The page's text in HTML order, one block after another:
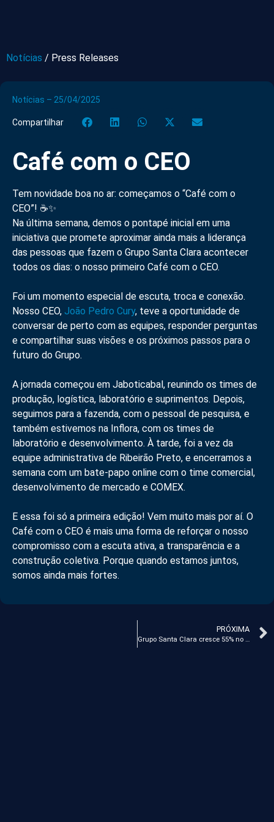
Notícias / Press Releases
Notícias – 25/04/2025
Compartilhar
Café com o CEO
Tem novidade boa no ar: começamos o “Café com o
CEO”! ☕✨
Na última semana, demos o pontapé inicial em uma
iniciativa que promete aproximar ainda mais a liderança
das pessoas que fazem o Grupo Santa Clara acontecer
todos os dias: o nosso primeiro Café com o CEO.
Foi um momento especial de escuta, troca e conexão.
Nosso CEO, João Pedro Cury, teve a oportunidade de
conversar de perto com as equipes, responder perguntas
e compartilhar suas visões e os próximos passos para o
futuro do Grupo.
A jornada começou em Jaboticabal, reunindo os times de
produção, logística, laboratório e suprimentos. Depois,
seguimos para a fazenda, com o pessoal de pesquisa, e
também estivemos na Inflora, com os times de
laboratório e desenvolvimento. À tarde, foi a vez da
equipe administrativa de Ribeirão Preto, e encerramos a
semana com um bate-papo online com o time comercial,
desenvolvimento de mercado e COMEX.
E essa foi só a primeira edição! Vem muito mais por aí. O
Café com o CEO é mais uma forma de reforçar o nosso
compromisso com a escuta ativa, a transparência e a
construção coletiva. Porque quando estamos juntos,
somos ainda mais fortes.
PRÓXIMA
Grupo Santa Clara cresce 55% no ano-safra e projeta fechamento com alta de 35%